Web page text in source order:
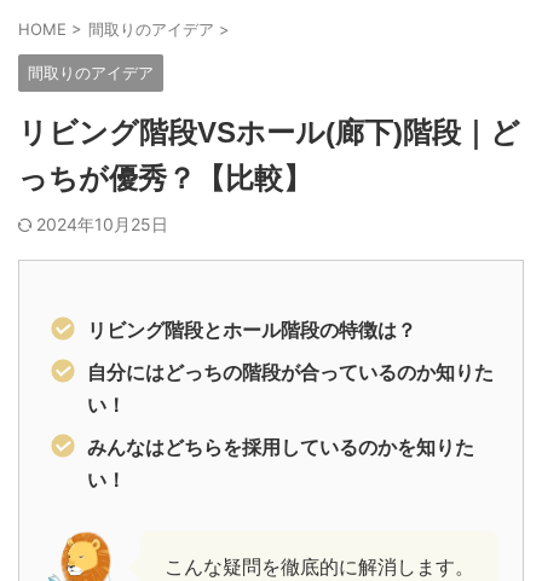
HOME > 間取りのアイデア >
間取りのアイデア
リビング階段VSホール(廊下)階段｜ど
っちが優秀？【比較】
2024年10月25日
リビング階段とホール階段の特徴は？
自分にはどっちの階段が合っているのか知りた
い！
みんなはどちらを採用しているのかを知りた
い！
こんな疑問を徹底的に解消します。